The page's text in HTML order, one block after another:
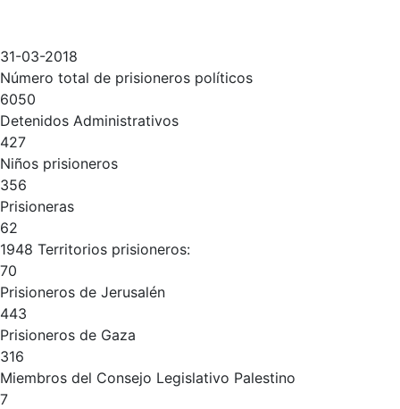
31-03-2018
Número total de prisioneros políticos
6050
Detenidos Administrativos
427
Niños prisioneros
356
Prisioneras
62
1948 Territorios prisioneros:
70
Prisioneros de Jerusalén
443
Prisioneros de Gaza
316
Miembros del Consejo Legislativo Palestino
7